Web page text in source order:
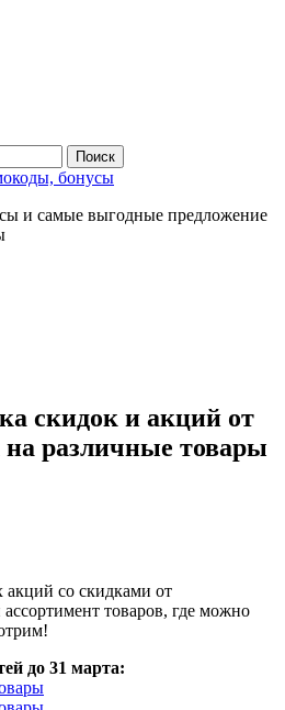
бонусы
и самые выгодные предложение
скидок и акций от
различные товары
со скидками от
товаров, где можно
до 31 марта: